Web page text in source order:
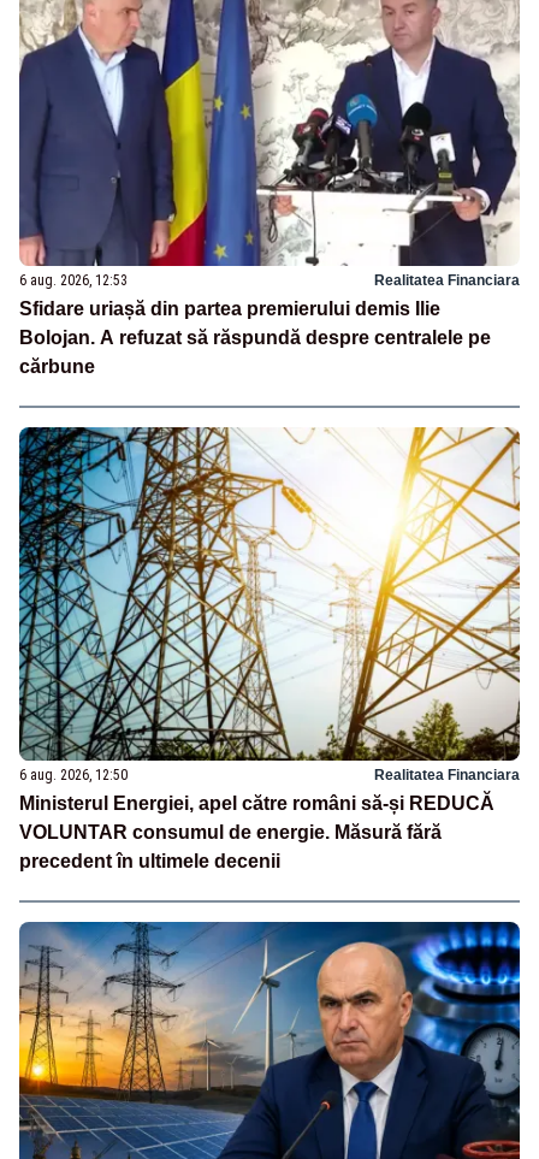
6 aug. 2026, 12:53 Realitatea Financiara
Sfidare uriașă din partea premierului demis Ilie
Bolojan. A refuzat să răspundă despre centralele pe
cărbune
6 aug. 2026, 12:50 Realitatea Financiara
Ministerul Energiei, apel către români să-și REDUCĂ
VOLUNTAR consumul de energie. Măsură fără
precedent în ultimele decenii